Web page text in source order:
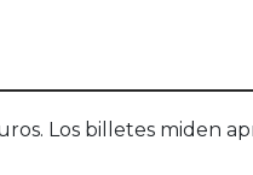
Los billetes miden